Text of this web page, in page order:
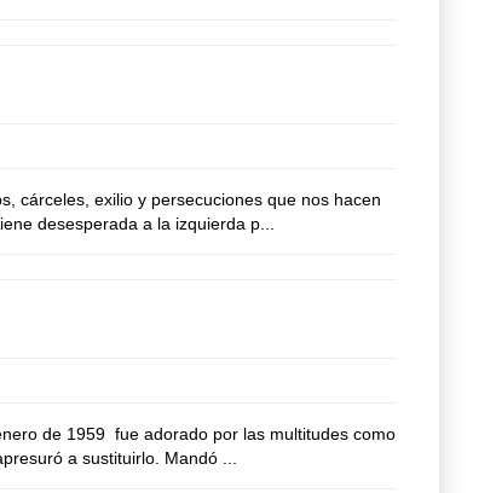
cárceles, exilio y persecuciones que nos hacen
desesperada a la izquierda p...
de 1959 fue adorado por las multitudes como
a sustituirlo. Mandó ...